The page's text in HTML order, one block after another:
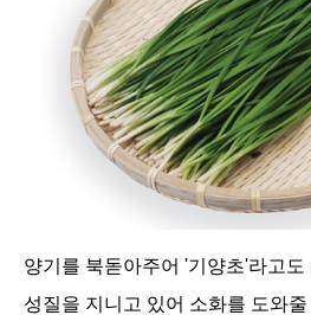
양기를 북돋아주어 '기양초'라고
성질을 지니고 있어 소화를 도와